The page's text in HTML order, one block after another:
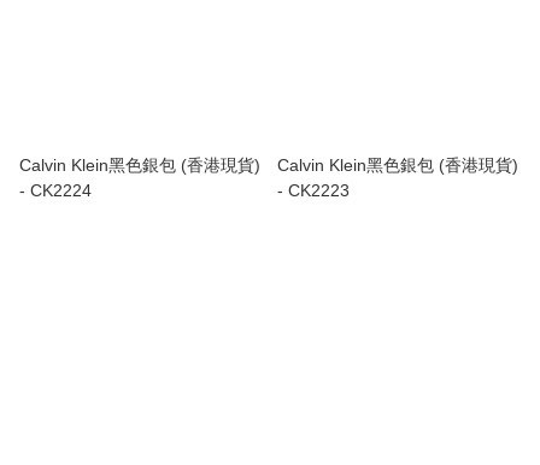
Calvin Klein黑色銀包 (香港現貨)
- CK2224
Calvin Klein黑色銀包 (香港現貨)
- CK2223